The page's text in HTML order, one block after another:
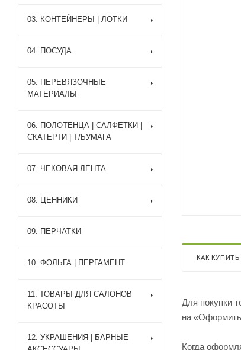
КАК КУПИТЬ
Для покупки
на
Когда
03. КОНТЕЙНЕРЫ | ЛОТКИ
04. ПОСУДА
05. ПЕРЕВЯЗОЧНЫЕ
МАТЕРИАЛЫ
06. ПОЛОТЕНЦА | САЛФЕТКИ |
СКАТЕРТИ | Т/БУМАГА
07. ЧЕКОВАЯ ЛЕНТА
08. ЦЕННИКИ
09. ПЕРЧАТКИ
10. ФОЛЬГА | ПЕРГАМЕНТ
11. ТОВАРЫ ДЛЯ САЛОНОВ
КРАСОТЫ
12. УКРАШЕНИЯ | БАРНЫЕ